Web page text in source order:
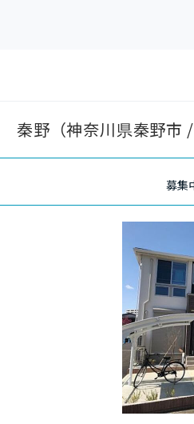
秦野（神奈川県秦野市
募集